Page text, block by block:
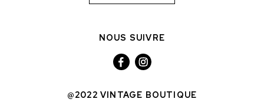
NOUS SUIVRE
@2022 VINTAGE BOUTIQUE